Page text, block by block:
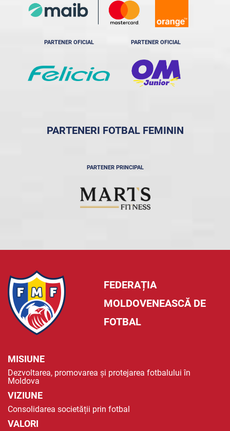
PARTENER OFICIAL PARTENER OFICIAL
PARTENERI FOTBAL FEMININ
PARTENER PRINCIPAL
FEDERAȚIA
MOLDOVENEASCĂ DE
FOTBAL
MISIUNE
Dezvoltarea, promovarea și protejarea fotbalului în
Moldova
VIZIUNE
Consolidarea societății prin fotbal
VALORI